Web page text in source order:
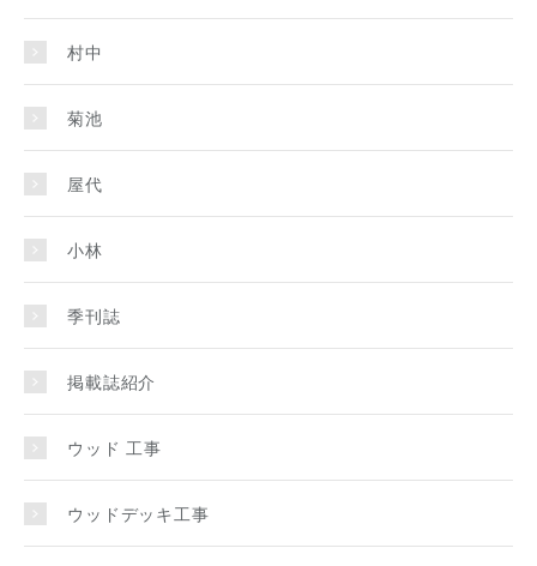
村中
菊池
屋代
小林
季刊誌
掲載誌紹介
ウッド 工事
ウッドデッキ工事